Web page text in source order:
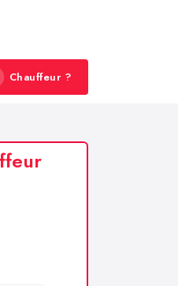
Chauffeur ?